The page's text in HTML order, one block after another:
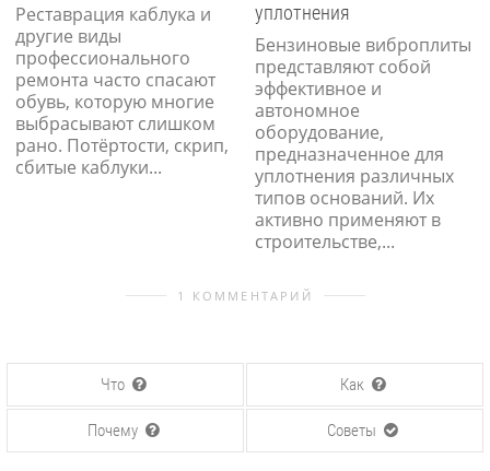
Реставрация каблука и
другие виды
профессионального
ремонта часто спасают
обувь, которую многие
выбрасывают слишком
рано. Потёртости, скрип,
сбитые каблуки...
уплотнения
Бензиновые виброплиты
представляют собой
эффективное и
автономное
оборудование,
предназначенное для
уплотнения различных
типов оснований. Их
активно применяют в
строительстве,...
1 КОММЕНТАРИЙ
Что Как
Почему Советы